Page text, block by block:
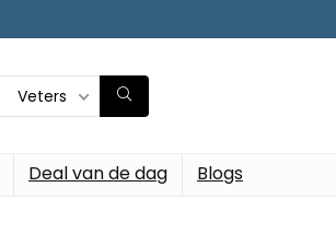
Veters
Deal van de dag Blogs